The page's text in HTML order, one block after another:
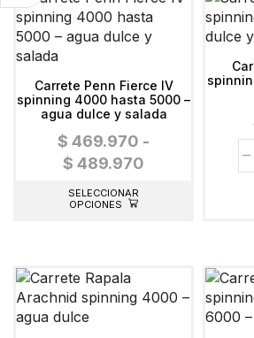
Carrete Penn Fierce IV
spinning 4000 hasta 5000 –
agua dulce y salada
$ 469.970 -
$ 489.970
SELECCIONAR
OPCIONES